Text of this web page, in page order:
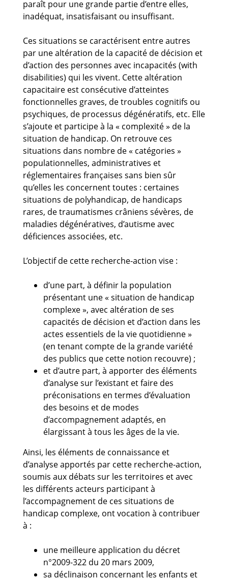
paraît pour une grande partie d’entre elles,
inadéquat, insatisfaisant ou insuffisant.
Ces situations se caractérisent entre autres
par une altération de la capacité de décision et
d’action des personnes avec incapacités (with
disabilities) qui les vivent. Cette altération
capacitaire est consécutive d’atteintes
fonctionnelles graves, de troubles cognitifs ou
psychiques, de processus dégénératifs, etc. Elle
s’ajoute et participe à la « complexité » de la
situation de handicap. On retrouve ces
situations dans nombre de « catégories »
populationnelles, administratives et
réglementaires françaises sans bien sûr
qu’elles les concernent toutes : certaines
situations de polyhandicap, de handicaps
rares, de traumatismes crâniens sévères, de
maladies dégénératives, d’autisme avec
déficiences associées, etc.
L’objectif de cette recherche-action vise :
d’une part, à définir la population
présentant une « situation de handicap
complexe », avec altération de ses
capacités de décision et d’action dans les
actes essentiels de la vie quotidienne »
(en tenant compte de la grande variété
des publics que cette notion recouvre) ;
et d’autre part, à apporter des éléments
d’analyse sur l’existant et faire des
préconisations en termes d’évaluation
des besoins et de modes
d’accompagnement adaptés, en
élargissant à tous les âges de la vie.
Ainsi, les éléments de connaissance et
d’analyse apportés par cette recherche-action,
soumis aux débats sur les territoires et avec
les différents acteurs participant à
l’accompagnement de ces situations de
handicap complexe, ont vocation à contribuer
à :
une meilleure application du décret
n°2009-322 du 20 mars 2009,
sa déclinaison concernant les enfants et